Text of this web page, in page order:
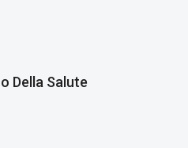
Della Salute